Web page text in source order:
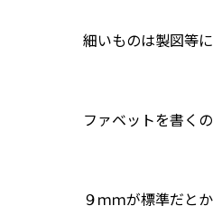
細いものは製図等
ファベットを書く
９ｍｍが標準だと